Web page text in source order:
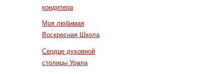
кондитера
Моя любимая
Воскресная Школа
Сердце духовной
столицы Урала